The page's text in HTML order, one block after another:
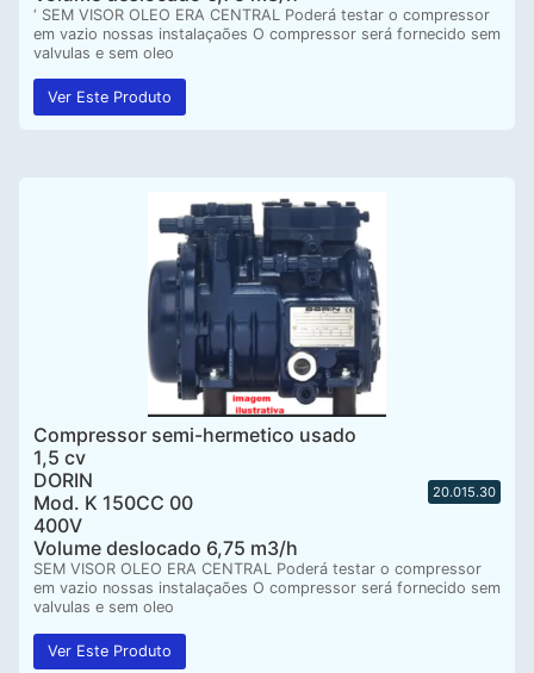
‘ SEM VISOR OLEO ERA CENTRAL Poderá testar o compressor
em vazio nossas instalaçaões O compressor será fornecido sem
valvulas e sem oleo
Ver Este Produto
Compressor semi-hermetico usado
1,5 cv
DORIN
Mod. K 150CC 00
400V
Volume deslocado 6,75 m3/h
20.015.30
SEM VISOR OLEO ERA CENTRAL Poderá testar o compressor
em vazio nossas instalaçaões O compressor será fornecido sem
valvulas e sem oleo
Ver Este Produto